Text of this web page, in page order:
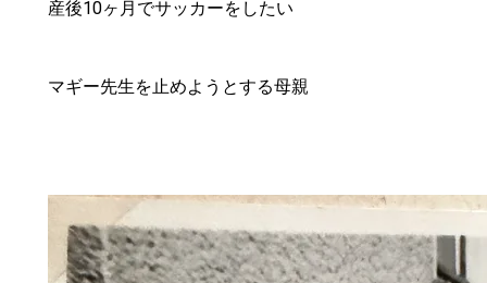
産後10ヶ月でサッカーをしたい
マギー先生を止めようとする母親